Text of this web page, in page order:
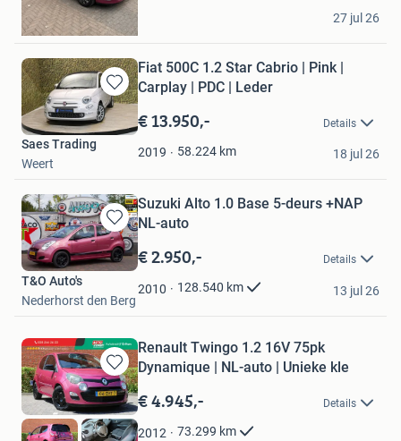
Vera Judith
Blesdijke
27 jul 26
Bewaren
in
Mijn
Favorieten
Fiat 500C 1.2 Star Cabrio | Pink |
Carplay | PDC | Leder
€ 13.950,- Details
2019 58.224 km
Saes Trading
Weert
18 jul 26
Bewaren
in
Mijn
Favorieten
Suzuki Alto 1.0 Base 5-deurs +NAP
NL-auto
€ 2.950,- Details
2010 128.540 km
T&O Auto's
Nederhorst den Berg
13 jul 26
Bewaren
in
Mijn
Favorieten
Renault Twingo 1.2 16V 75pk
Dynamique | NL-auto | Unieke kle
€ 4.945,- Details
2012 73.299 km